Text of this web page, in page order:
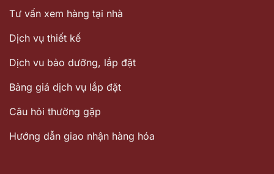
Tư vấn xem hàng tại nhà
Dịch vụ thiết kế
Dịch vu bảo dưỡng, lắp đặt
Bảng giá dịch vụ lắp đặt
Câu hỏi thường gặp
Hướng dẫn giao nhận hàng hóa